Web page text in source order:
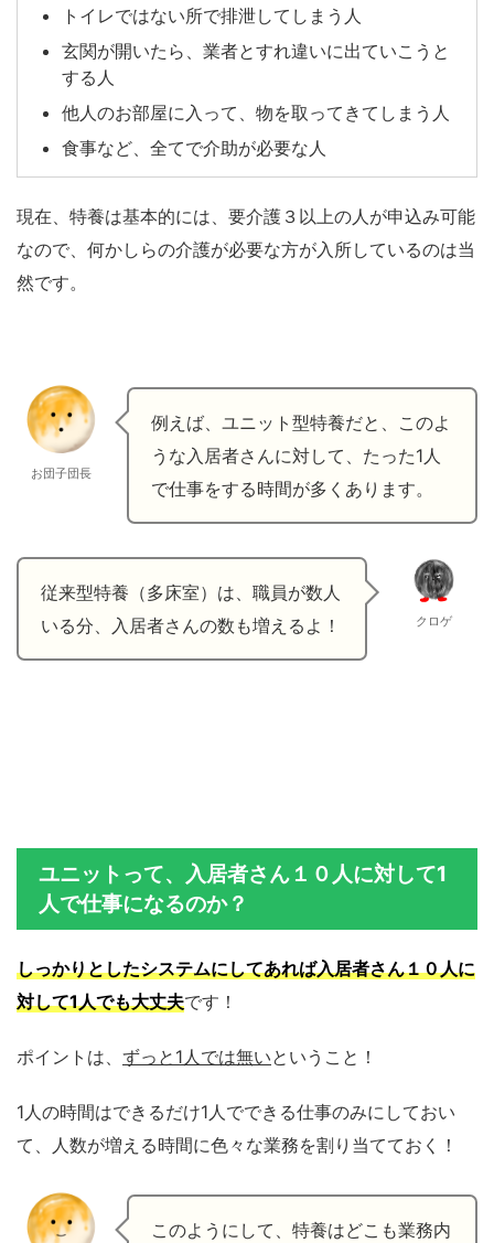
トイレではない所で排泄してしまう人
玄関が開いたら、業者とすれ違いに出ていこうと
する人
他人のお部屋に入って、物を取ってきてしまう人
食事など、全てで介助が必要な人
現在、特養は基本的には、要介護３以上の人が申込み可能
なので、何かしらの介護が必要な方が入所しているのは当
然です。
お団子団長
例えば、ユニット型特養だと、このよ
うな入居者さんに対して、たった1人
で仕事をする時間が多くあります。
従来型特養（多床室）は、職員が数人
いる分、入居者さんの数も増えるよ！
クロゲ
ユニットって、入居者さん１０人に対して1
人で仕事になるのか？
しっかりとしたシステムにしてあれば入居者さん１０人に
対して1人でも大丈夫です！
ポイントは、 ずっと1人では無いということ！
1人の時間はできるだけ1人でできる仕事のみにしておい
て、人数が増える時間に色々な業務を割り当てておく！
このようにして、特養はどこも業務内